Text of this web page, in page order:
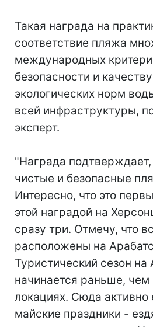
Такая награда на
соответствие пляжа
международных
безопасности и
экологических норм
всей инфраструктуры,
эксперт.
"Награда подтверждает,
чистые и безопасные
Интересно, что это
этой наградой на
сразу три. Отмечу, что
расположены на
Туристический сезон на
начинается раньше, чем
локациях. Сюда активно
майские праздники -